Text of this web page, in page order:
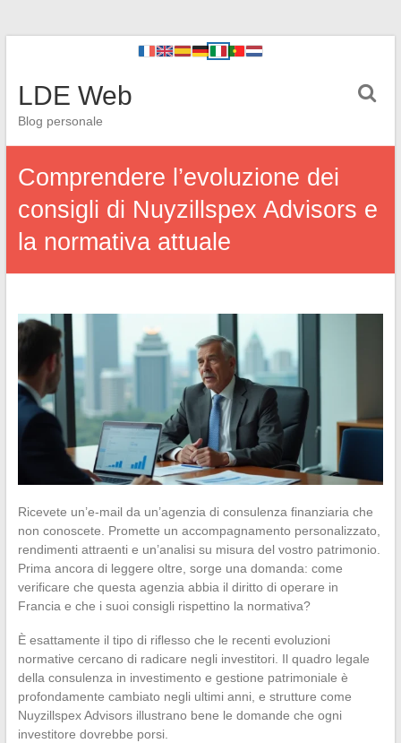
LDE Web
Blog personale
Comprendere l’evoluzione dei
consigli di Nuyzillspex Advisors e
la normativa attuale
Ricevete un’e-mail da un’agenzia di consulenza finanziaria che
non conoscete. Promette un accompagnamento personalizzato,
rendimenti attraenti e un’analisi su misura del vostro patrimonio.
Prima ancora di leggere oltre, sorge una domanda: come
verificare che questa agenzia abbia il diritto di operare in
Francia e che i suoi consigli rispettino la normativa?
È esattamente il tipo di riflesso che le recenti evoluzioni
normative cercano di radicare negli investitori. Il quadro legale
della consulenza in investimento e gestione patrimoniale è
profondamente cambiato negli ultimi anni, e strutture come
Nuyzillspex Advisors illustrano bene le domande che ogni
investitore dovrebbe porsi.